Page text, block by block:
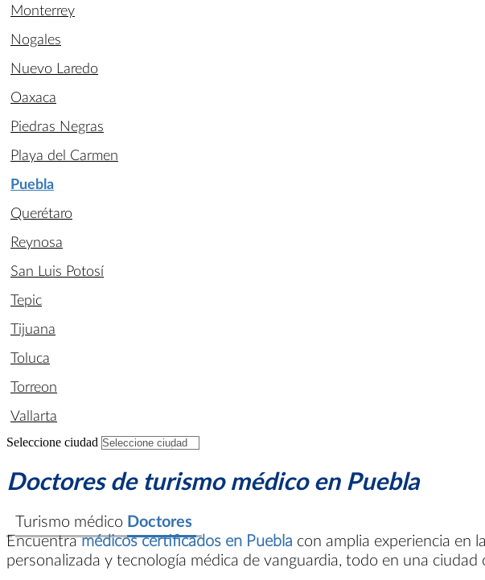
Monterrey
Nogales
Nuevo Laredo
Oaxaca
Piedras Negras
Playa del Carmen
Puebla
Querétaro
Reynosa
San Luis Potosí
Tepic
Tijuana
Toluca
Torreon
Vallarta
Seleccione ciudad
Doctores de turismo médico en Puebla
Turismo médico Doctores
Encuentramédicos certificados en Puebla con amplia experiencia en
personalizada y tecnología médica de vanguardia, todo en una